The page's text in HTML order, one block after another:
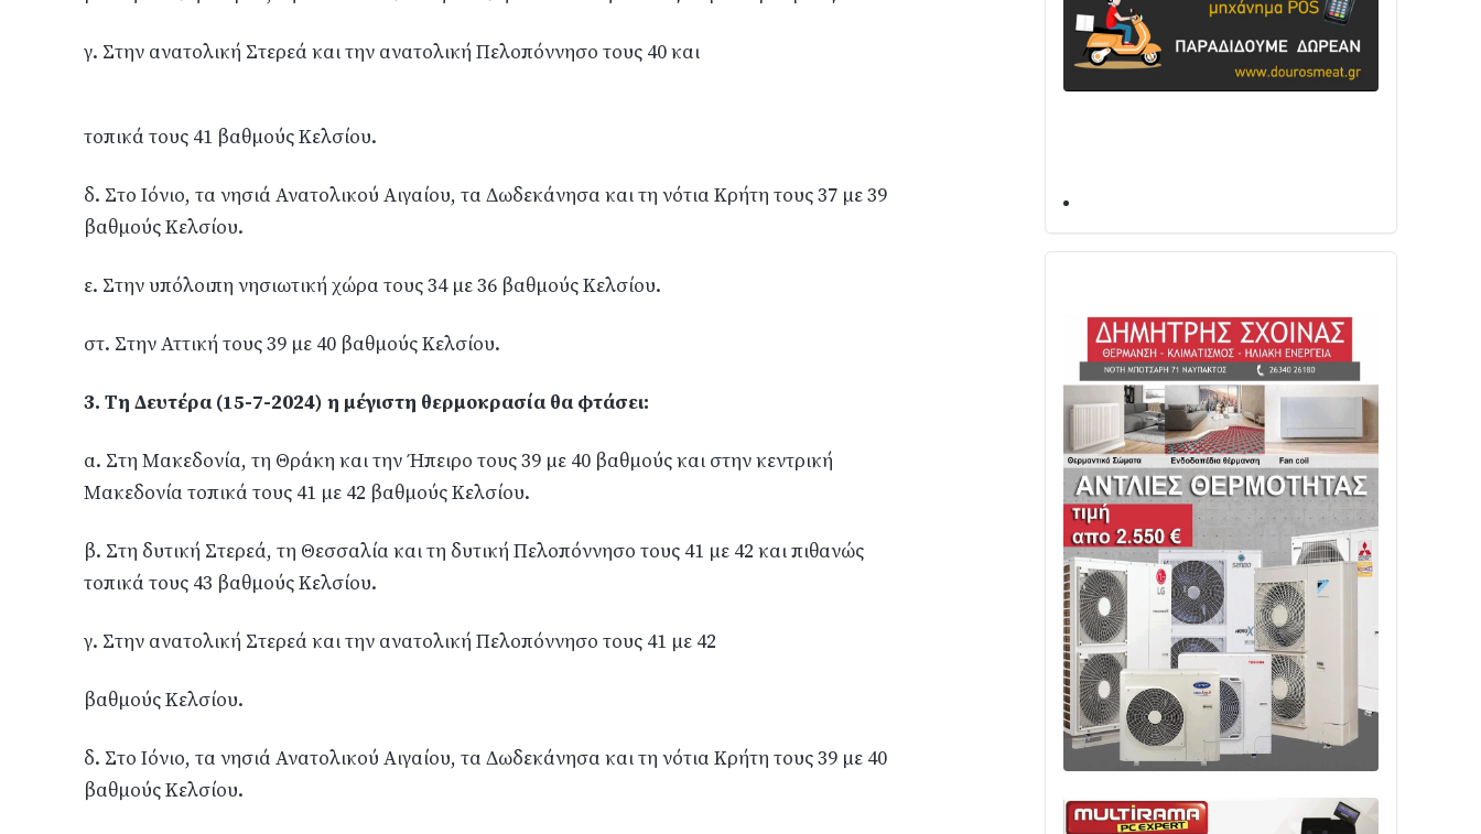
γ. Στην ανατολική Στερεά και την ανατολική Πελοπόννησο τους 40 και
τοπικά τους 41 βαθμούς Κελσίου.
δ. Στο Ιόνιο, τα νησιά Ανατολικού Αιγαίου, τα Δωδεκάνησα και τη νότια Κρήτη τους 37 με 39
βαθμούς Κελσίου.
ε. Στην υπόλοιπη νησιωτική χώρα τους 34 με 36 βαθμούς Κελσίου.
στ. Στην Αττική τους 39 με 40 βαθμούς Κελσίου.
3. Τη Δευτέρα (15-7-2024) η μέγιστη θερμοκρασία θα φτάσει:
α. Στη Μακεδονία, τη Θράκη και την Ήπειρο τους 39 με 40 βαθμούς και στην κεντρική
Μακεδονία τοπικά τους 41 με 42 βαθμούς Κελσίου.
β. Στη δυτική Στερεά, τη Θεσσαλία και τη δυτική Πελοπόννησο τους 41 με 42 και πιθανώς
τοπικά τους 43 βαθμούς Κελσίου.
γ. Στην ανατολική Στερεά και την ανατολική Πελοπόννησο τους 41 με 42
βαθμούς Κελσίου.
δ. Στο Ιόνιο, τα νησιά Ανατολικού Αιγαίου, τα Δωδεκάνησα και τη νότια Κρήτη τους 39 με 40
βαθμούς Κελσίου.